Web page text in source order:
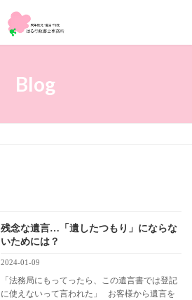
Blog
残念な遺言…「遺したつもり」にならな
いためには？
2024-01-09
「法務局にもってったら、この遺言書では登記
に使えないって言われた」 お客様から遺言を